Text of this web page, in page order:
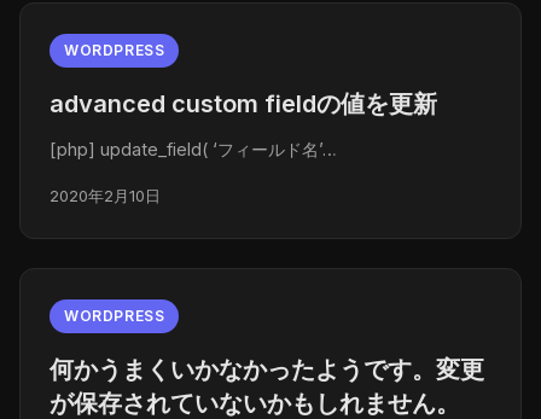
WORDPRESS
advanced custom fieldの値を更新
[php] update_field( ‘フィールド名’…
2020年2月10日
WORDPRESS
何かうまくいかなかったようです。変更
が保存されていないかもしれません。